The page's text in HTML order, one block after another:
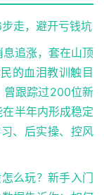
走，避开亏钱坑
息追涨，套在山顶
的血泪教训触目
曾跟踪过200位新
半年内形成稳定
、后实操、控风
么玩？新手入门